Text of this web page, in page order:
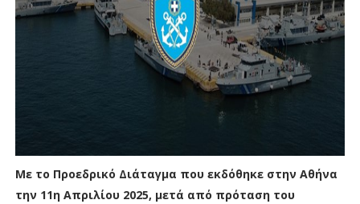
Με το Προεδρικό Διάταγμα που εκδόθηκε στην Αθήνα
την 11η Απριλίου 2025, μετά από πρόταση του